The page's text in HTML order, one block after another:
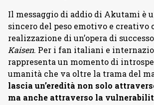
Il messaggio di addio di Akutami è
sincero del peso emotivo e creativo
realizzazione di un’opera di
Kaisen. Per i fan italiani e
rappresenta un momento di
umanità che va oltre la trama del
lascia un’eredità non solo
ma anche attraverso la